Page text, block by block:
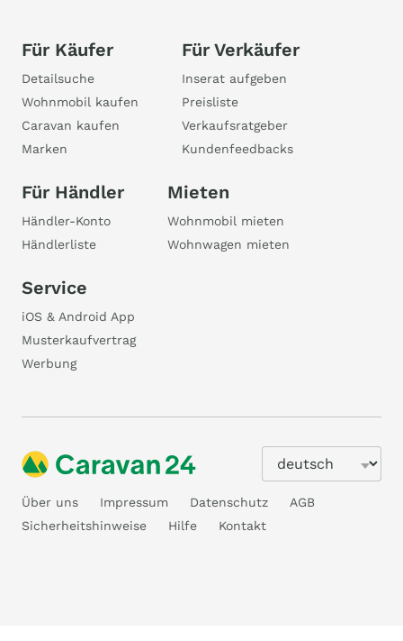
Für Käufer
Detailsuche
Wohnmobil kaufen
Caravan kaufen
Marken
Für Verkäufer
Inserat aufgeben
Preisliste
Verkaufsratgeber
Kundenfeedbacks
Für Händler
Händler-Konto
Händlerliste
Mieten
Wohnmobil mieten
Wohnwagen mieten
Service
iOS & Android App
Musterkaufvertrag
Werbung
Über uns Impressum Datenschutz
AGB
Sicherheitshinweise
Hilfe Kontakt